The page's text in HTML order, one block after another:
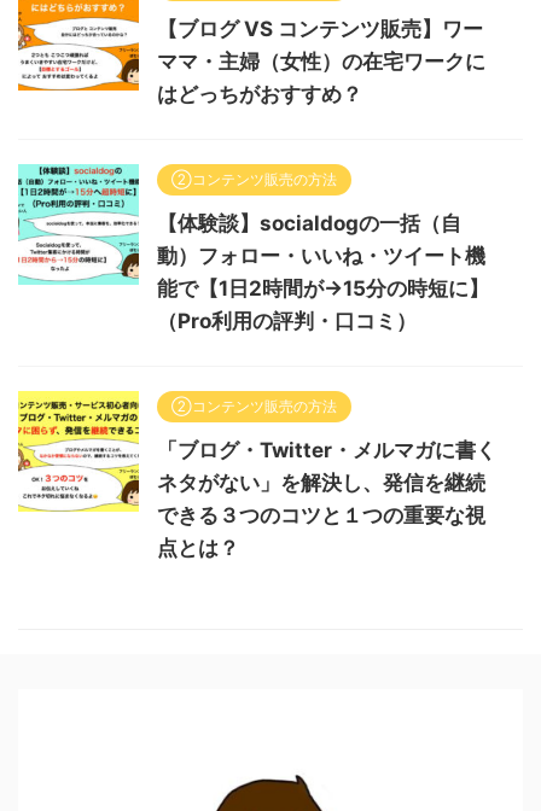
【ブログ VS コンテンツ販売】ワー
ママ・主婦（女性）の在宅ワークに
はどっちがおすすめ？
②コンテンツ販売の方法
【体験談】socialdogの一括（自
動）フォロー・いいね・ツイート機
能で【1日2時間が→15分の時短に】
（Pro利用の評判・口コミ）
②コンテンツ販売の方法
「ブログ・Twitter・メルマガに書く
ネタがない」を解決し、発信を継続
できる３つのコツと１つの重要な視
点とは？